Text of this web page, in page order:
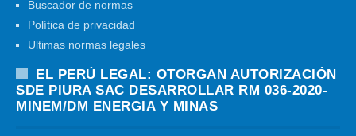
Buscador de normas
Política de privacidad
Ultimas normas legales
EL PERÚ LEGAL: OTORGAN AUTORIZACIÓN
SDE PIURA SAC DESARROLLAR RM 036-2020-
MINEM/DM ENERGIA Y MINAS